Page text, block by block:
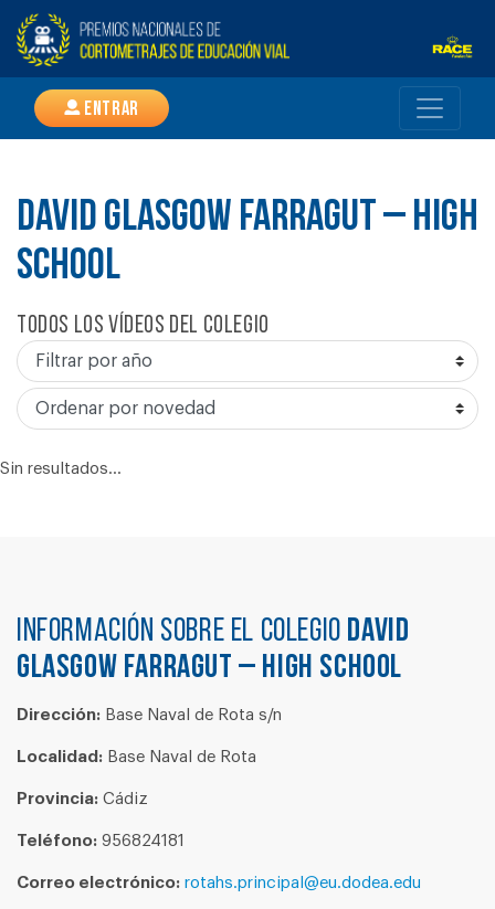
Entrar
DAVID GLASGOW FARRAGUT – HIGH
SCHOOL
Todos los vídeos del colegio
Sin resultados...
Información sobre el colegio DAVID
GLASGOW FARRAGUT – HIGH SCHOOL
Dirección: Base Naval de Rota s/n
Localidad: Base Naval de Rota
Provincia: Cádiz
Teléfono: 956824181
Correo electrónico: rotahs.principal@eu.dodea.edu